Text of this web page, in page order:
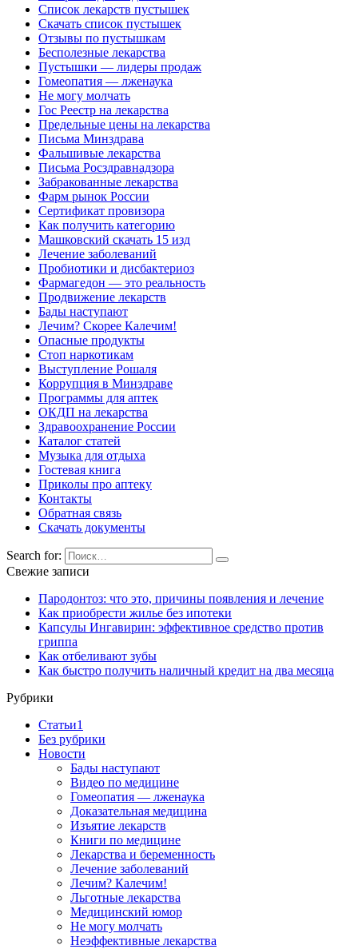
Список лекарств пустышек
Скачать список пустышек
Отзывы по пустышкам
Бесполезные лекарства
Пустышки — лидеры продаж
Гомеопатия — лженаука
Не могу молчать
Гос Реестр на лекарства
Предельные цены на лекарства
Письма Минздрава
Фальшивые лекарства
Письма Росздравнадзора
Забракованные лекарства
Фарм рынок России
Сертификат провизора
Как получить категорию
Машковский скачать 15 изд
Лечение заболеваний
Пробиотики и дисбактериоз
Фармагедон — это реальность
Продвижение лекарств
Бады наступают
Лечим? Скорее Калечим!
Опасные продукты
Стоп наркотикам
Выступление Рошаля
Коррупция в Минздраве
Программы для аптек
ОКДП на лекарства
Здравоохранение России
Каталог статей
Музыка для отдыха
Гостевая книга
Приколы про аптеку
Контакты
Обратная связь
Скачать документы
Search for:
Свежие записи
Пародонтоз: что это, причины появления и лечение
Как приобрести жилье без ипотеки
Капсулы Ингавирин: эффективное средство против
гриппа
Как отбеливают зубы
Как быстро получить наличный кредит на два месяца
Рубрики
Cтатьи1
Без рубрики
Новости
Бады наступают
Видео по медицине
Гомеопатия — лженаука
Доказательная медицина
Изъятие лекарств
Книги по медицине
Лекарства и беременность
Лечение заболеваний
Лечим? Калечим!
Льготные лекарства
Медицинский юмор
Не могу молчать
Неэффективные лекарства